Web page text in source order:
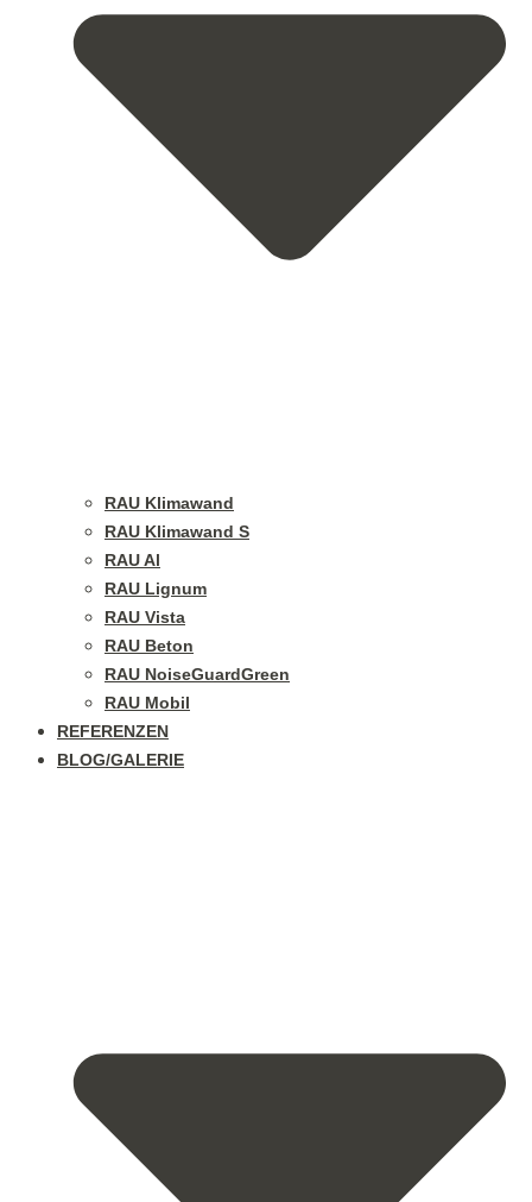
RAU Klimawand
RAU Klimawand S
RAU Al
RAU Lignum
RAU Vista
RAU Beton
RAU NoiseGuardGreen
RAU Mobil
REFERENZEN
BLOG/GALERIE